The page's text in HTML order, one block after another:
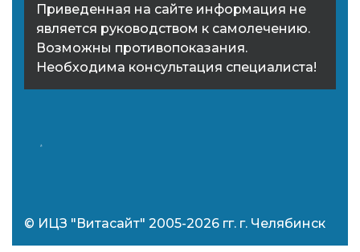
Приведенная на сайте информация не
является руководством к самолечению.
Возможны противопоказания.
Необходима консультация специалиста!
© ИЦЗ "Витасайт" 2005-2026 гг. г. Челябинск